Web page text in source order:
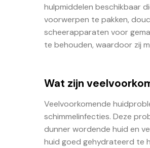
hulpmiddelen beschikbaar
voorwerpen te pakken,
scheerapparaten voor
te behouden, waardoor zij
Wat zijn
Veelvoorkomende
schimmelinfecties. Deze
dunner wordende huid en
huid goed gehydrateerd te